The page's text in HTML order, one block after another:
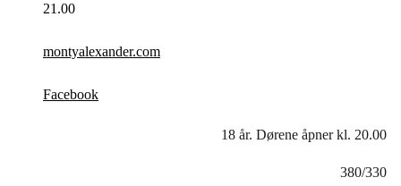
21.00
montyalexander.com
Facebook
18 år. Dørene åpner kl. 20.00
380/330